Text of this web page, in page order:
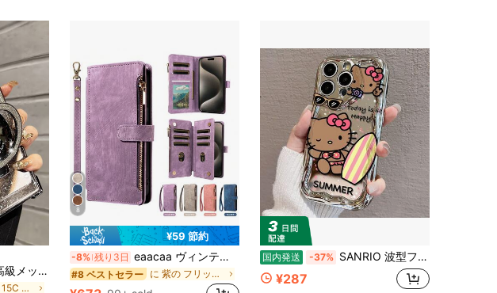
ション シリコンソフトシェル、Galaxy、Honor、Reno、MOTO対応 レディース 2025
に Redmi 15C 4G グローバル 171mm スタンド型スマホケース
8
¥59 節約
-8% 残り3日 eaacaa ヴィンテージ風フリップウォレット型スマホケース（カードスロット、リストストラップ付き）、耐衝撃・盗難防止機能付き。iPhone 17 Pro Max/17 Pro/AIR/17/17e/16 Pro Max/15/14/13/12/11、A16シリーズに対応。
#8 ベストセラー に 紫の フリップ式携帯電話ケース
国内発送 -37% SANRIO 波型フレーム ピンク水着サーフボード日焼けハローキティ サマー文字入り TPU ソフト Phone ケース Phone11/12/13/14/15/16/17 Pro Max Plus 耐衝撃 カメラレンズ保護 可愛いスマホカバー
¥287